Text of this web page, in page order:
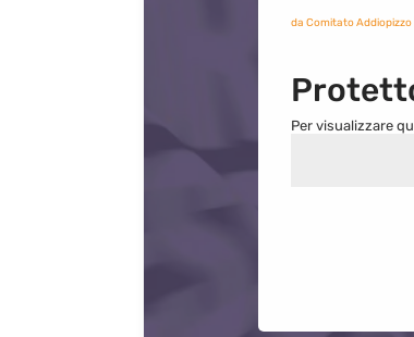
da Comitato Addiopizzo|
Per visualizzare